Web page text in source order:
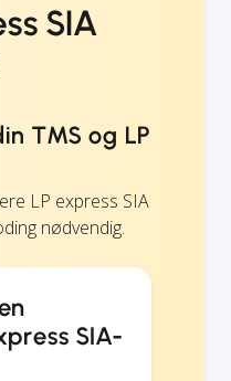
SIA
TMS og LP
LP express SIA
nødvendig.
SIA-